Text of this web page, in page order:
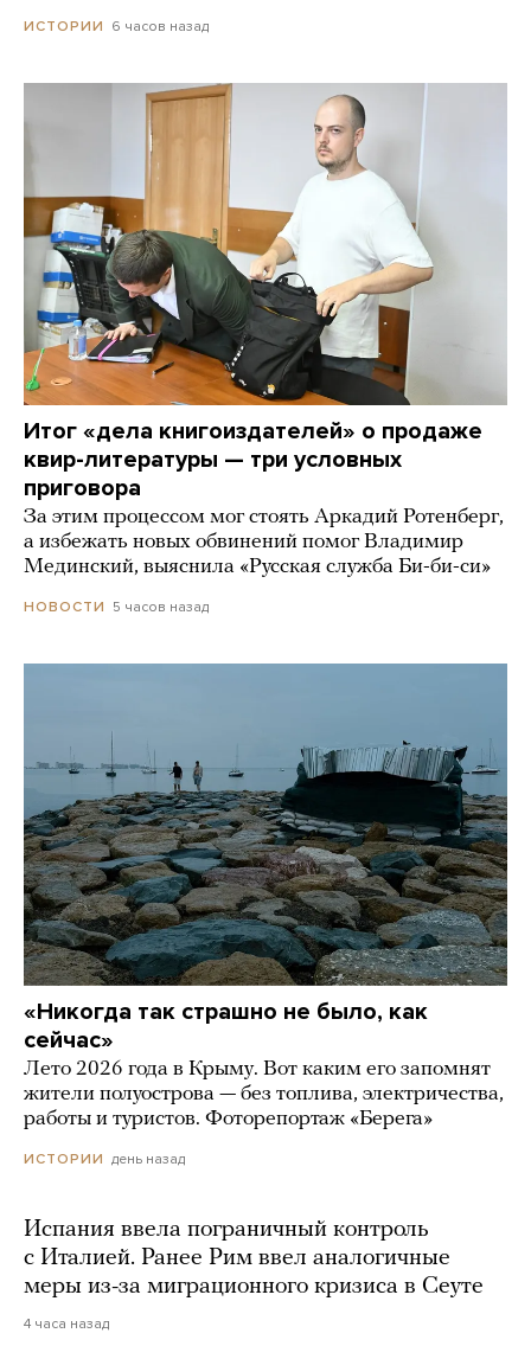
ИСТОРИИ 6 часов назад
Итог «дела книгоиздателей» о продаже
квир-литературы — три условных
приговора
За этим процессом мог стоять Аркадий Ротенберг,
а избежать новых обвинений помог Владимир
Мединский, выяснила «Русская служба Би-би-си»
НОВОСТИ 5 часов назад
«Никогда так страшно не было, как
сейчас»
Лето 2026 года в Крыму. Вот каким его запомнят
жители полуострова — без топлива, электричества,
работы и туристов. Фоторепортаж «Берега»
ИСТОРИИ день назад
Испания ввела пограничный контроль
с Италией. Ранее Рим ввел аналогичные
меры из-за миграционного кризиса в Сеуте
4 часа назад